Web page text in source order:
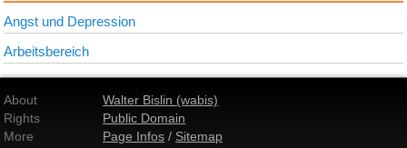
Angst und Depression
Arbeitsbereich
About
Walter Bislin (wabis)
Rights
Public Domain
More
Page Infos / Sitemap